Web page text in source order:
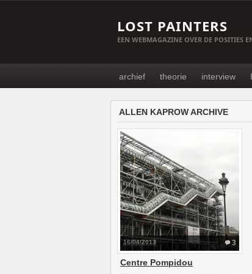
LOST PAINTERS
EEN WEBMAGAZINE OVER DE POSITIES
archief theorie interview
ALLEN KAPROW ARCHIVE
3
16/04/2013
Centre Pompidou